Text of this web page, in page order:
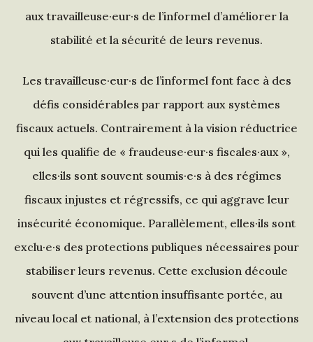
aux travailleuse·eur·s de l’informel d’améliorer la
stabilité et la sécurité de leurs revenus.
Les travailleuse·eur·s de l’informel font face à des
défis considérables par rapport aux systèmes
fiscaux actuels. Contrairement à la vision réductrice
qui les qualifie de « fraudeuse·eur·s fiscales·aux »,
elles·ils sont souvent soumis·e·s à des régimes
fiscaux injustes et régressifs, ce qui aggrave leur
insécurité économique. Parallèlement, elles·ils sont
exclu·e·s des protections publiques nécessaires pour
stabiliser leurs revenus. Cette exclusion découle
souvent d’une attention insuffisante portée, au
niveau local et national, à l’extension des protections